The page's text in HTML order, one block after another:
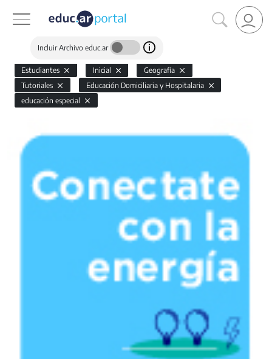
Incluir Archivo educ.ar
Estudiantes Inicial
Geografía
Tutoriales
Educación Domiciliaria y Hospitalaria
educación especial